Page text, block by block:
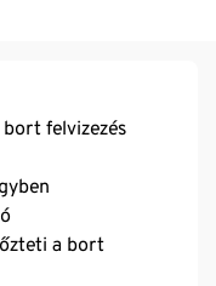
felvizezés
a bort